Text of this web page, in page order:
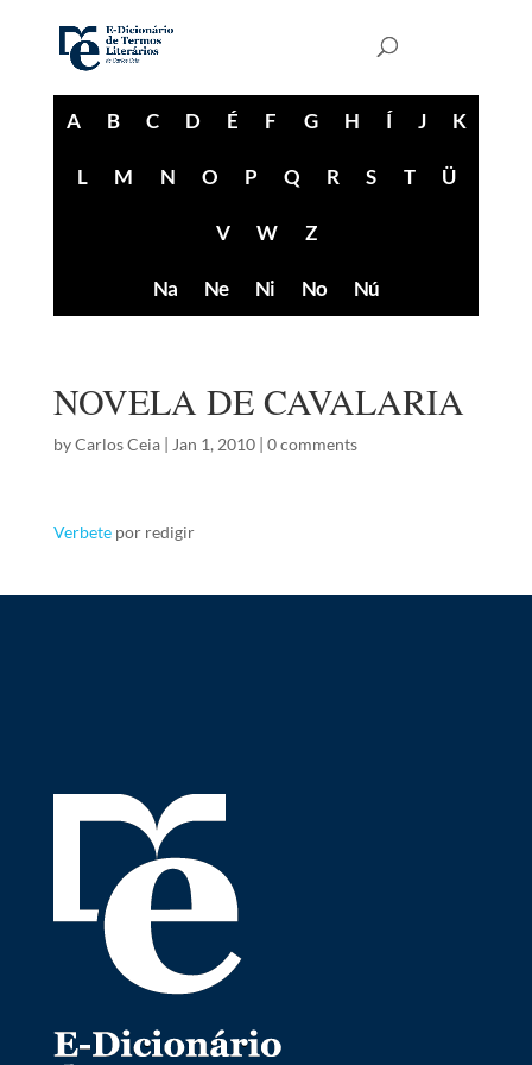
A B C D É F G H Í J K
L M N O P Q R S T Ü
V W Z
Na Ne Ni No Nú
NOVELA DE CAVALARIA
byCarlos Ceia| Jan 1, 2010| 0 comments
Verbetepor redigir